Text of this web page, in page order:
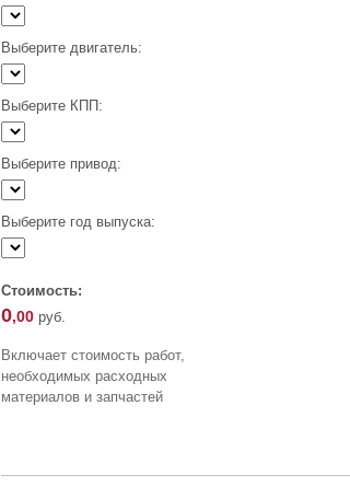
Выберите двигатель:
Выберите КПП:
Выберите привод:
Выберите год выпуска:
Стоимость:
0,00 руб.
Включает стоимость работ,
необходимых расходных
материалов и запчастей